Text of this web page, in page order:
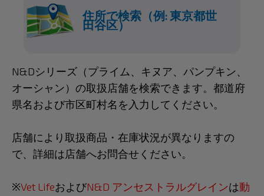
住所で検索（例: 東京都世
田谷区）
N&Dシリーズ（プライム、キヌア、パンプキン、
オーシャン）の取扱店舗を検索できます。都道府
県名および市区町村名を入力してください。
店舗により取扱商品・在庫状況が異なりますの
で、詳細は店舗へお問合せください。
※Vet LifeおよびN&D アンセストラルグレインは動